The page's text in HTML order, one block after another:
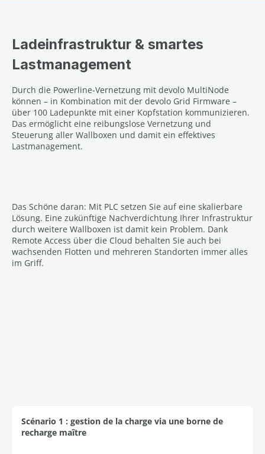
Ladeinfrastruktur & smartes
Lastmanagement
Durch die Powerline-Vernetzung mit devolo MultiNode
können – in Kombination mit der devolo Grid Firmware –
über 100 Ladepunkte mit einer Kopfstation kommunizieren.
Das ermöglicht eine reibungslose Vernetzung und
Steuerung aller Wallboxen und damit ein effektives
Lastmanagement.
Das Schöne daran: Mit PLC setzen Sie auf eine skalierbare
Lösung. Eine zukünftige Nachverdichtung Ihrer Infrastruktur
durch weitere Wallboxen ist damit kein Problem. Dank
Remote Access über die Cloud behalten Sie auch bei
wachsenden Flotten und mehreren Standorten immer alles
im Griff.
Scénario 1 : gestion de la charge via une borne de
recharge maître